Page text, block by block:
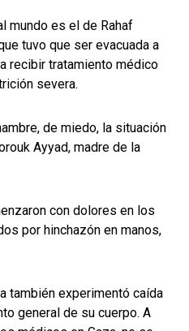
mundo es el de Rahaf
tuvo que ser evacuada a
recibir tratamiento médico
severa.
de miedo, la situación
Ayyad, madre de la
con dolores en los
por hinchazón en manos,
también experimentó caída
general de su cuerpo. A